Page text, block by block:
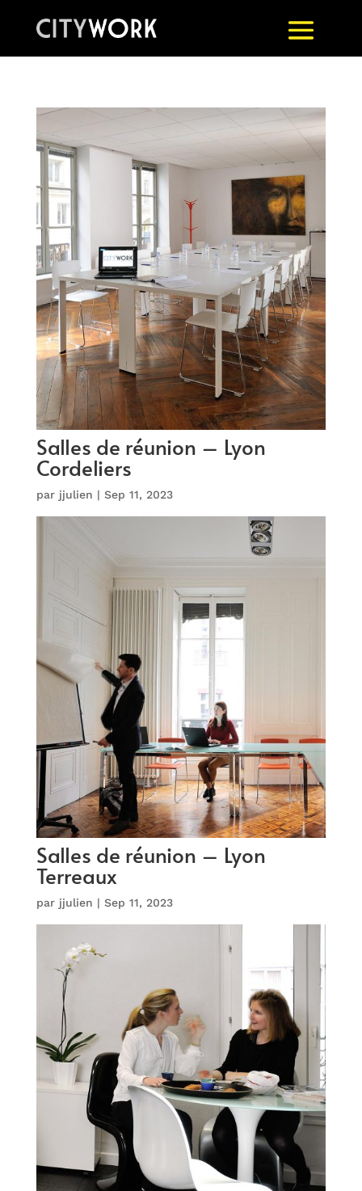
Salles de réunion – Lyon
Cordeliers
par jjulien | Sep 11, 2023
Salles de réunion – Lyon
Terreaux
par jjulien | Sep 11, 2023